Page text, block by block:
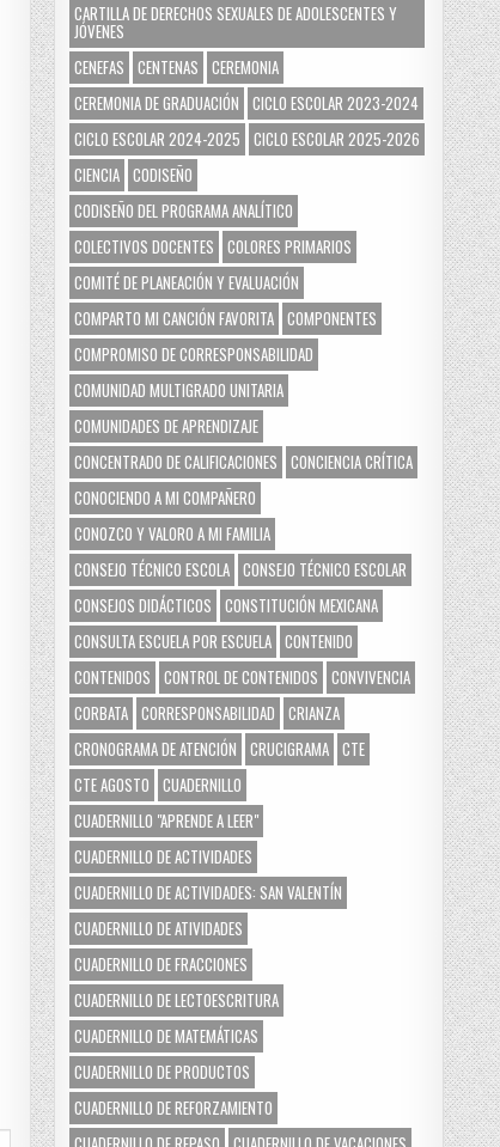
CARTILLA DE DERECHOS SEXUALES DE ADOLESCENTES Y
JÓVENES
CENEFAS CENTENAS CEREMONIA
CEREMONIA DE GRADUACIÓN CICLO ESCOLAR 2023-2024
CICLO ESCOLAR 2024-2025 CICLO ESCOLAR 2025-2026
CIENCIA CODISEÑO
CODISEÑO DEL PROGRAMA ANALÍTICO
COLECTIVOS DOCENTES COLORES PRIMARIOS
COMITÉ DE PLANEACIÓN Y EVALUACIÓN
COMPARTO MI CANCIÓN FAVORITA COMPONENTES
COMPROMISO DE CORRESPONSABILIDAD
COMUNIDAD MULTIGRADO UNITARIA
COMUNIDADES DE APRENDIZAJE
CONCENTRADO DE CALIFICACIONES CONCIENCIA CRÍTICA
CONOCIENDO A MI COMPAÑERO
CONOZCO Y VALORO A MI FAMILIA
CONSEJO TÉCNICO ESCOLA CONSEJO TÉCNICO ESCOLAR
CONSEJOS DIDÁCTICOS CONSTITUCIÓN MEXICANA
CONSULTA ESCUELA POR ESCUELA CONTENIDO
CONTENIDOS CONTROL DE CONTENIDOS CONVIVENCIA
CORBATA CORRESPONSABILIDAD CRIANZA
CRONOGRAMA DE ATENCIÓN CRUCIGRAMA CTE
CTE AGOSTO CUADERNILLO
CUADERNILLO "APRENDE A LEER"
CUADERNILLO DE ACTIVIDADES
CUADERNILLO DE ACTIVIDADES: SAN VALENTÍN
CUADERNILLO DE ATIVIDADES
CUADERNILLO DE FRACCIONES
CUADERNILLO DE LECTOESCRITURA
CUADERNILLO DE MATEMÁTICAS
CUADERNILLO DE PRODUCTOS
CUADERNILLO DE REFORZAMIENTO